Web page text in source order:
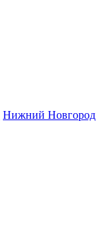
Нижний Новгород